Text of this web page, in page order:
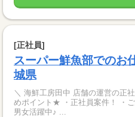
[正社員]
スーパー鮮魚部でのお
城県
＼ 海鮮工房田中 店舗の運営の正社員
めポイント★ ・正社員案件！ ・ご経験が活かせる◎ ・20代〜50代
男女活躍中♪ ...